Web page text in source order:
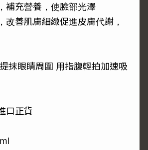
補充營養，使臉部光澤
改善肌膚細緻促進皮膚代謝，
抹眼睛周圍 用指腹輕拍加速吸
口正貨